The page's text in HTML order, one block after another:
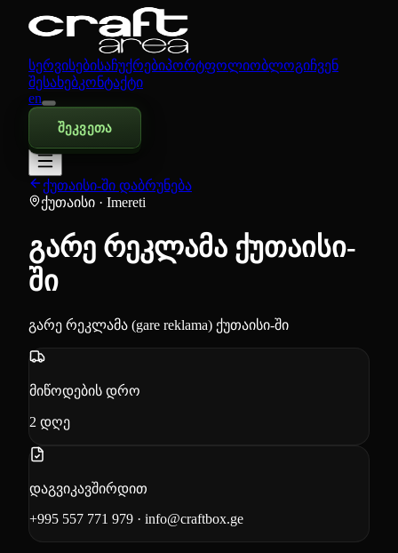
სერვისებისაჩუქრებიპორტფოლიობლოგიჩვენ
შესახებკონტაქტი
en
შეკვეთა
ქუთაისი-ში დაბრუნება
ქუთაისი · Imereti
გარე რეკლამა ქუთაისი-
ში
გარე რეკლამა (gare reklama) ქუთაისი-ში
მიწოდების დრო
2 დღე
დაგვიკავშირდით
+995 557 771 979 · info@craftbox.ge